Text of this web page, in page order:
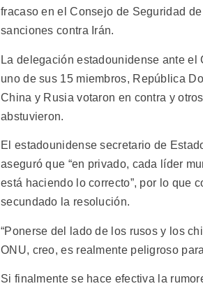
fracaso en el Consejo de Seguridad
sanciones contra Irán.
La delegación estadounidense ante
uno de sus 15 miembros, República
China y Rusia votaron en contra y
abstuvieron.
El estadounidense secretario de
aseguró que “en privado, cada líder
está haciendo lo correcto”, por lo que
secundado la resolución.
“Ponerse del lado de los rusos y los
ONU, creo, es realmente peligroso
Si finalmente se hace efectiva la